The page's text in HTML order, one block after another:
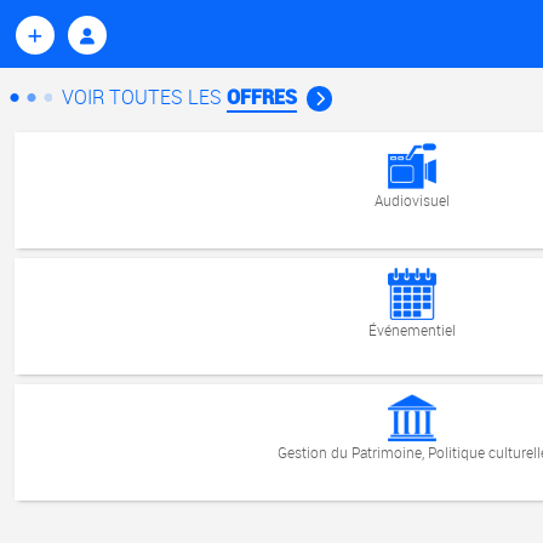
VOIR TOUTES LESOFFRES
Audiovisuel
Événementiel
Gestion du Patrimoine, Politique